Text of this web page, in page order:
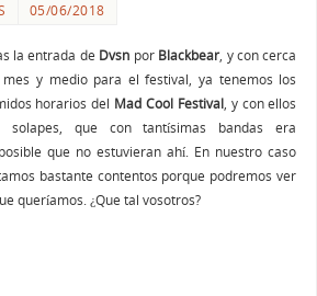
05/06/2018
la entrada de Dvsn por Blackbear, y con cerca
mes y medio para el festival, ya tenemos los
horarios del Mad Cool Festival, y con ellos
solapes, que con tantísimas bandas era
que no estuvieran ahí. En nuestro caso
bastante contentos porque podremos ver
queríamos. ¿Que tal vosotros?